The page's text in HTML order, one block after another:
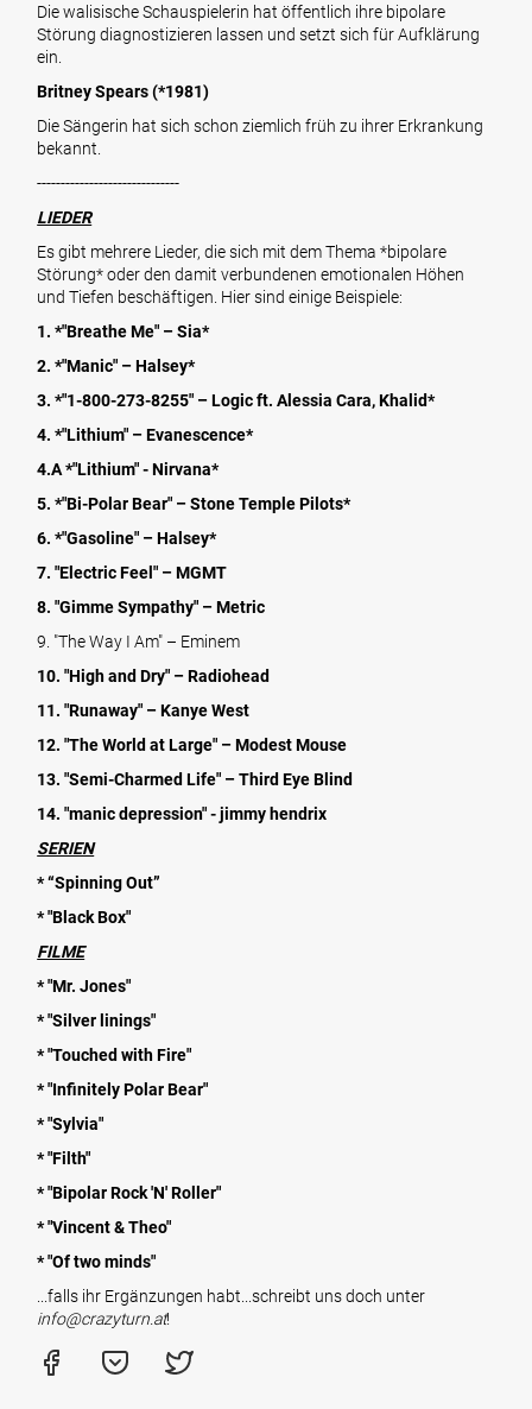
Die walisische Schauspielerin hat öffentlich ihre bipolare
Störung diagnostizieren lassen und setzt sich für Aufklärung
ein.
Britney Spears (*1981)
Die Sängerin hat sich schon ziemlich früh zu ihrer Erkrankung
bekannt.
------------------------------
LIEDER
Es gibt mehrere Lieder, die sich mit dem Thema *bipolare
Störung* oder den damit verbundenen emotionalen Höhen
und Tiefen beschäftigen. Hier sind einige Beispiele:
1. *"Breathe Me" – Sia*
2. *"Manic" – Halsey*
3. *"1-800-273-8255" – Logic ft. Alessia Cara, Khalid*
4. *"Lithium" – Evanescence*
4.A *"Lithium" - Nirvana*
5. *"Bi-Polar Bear" – Stone Temple Pilots*
6. *"Gasoline" – Halsey*
7. "Electric Feel" – MGMT
8. "Gimme Sympathy" – Metric
9. "The Way I Am" – Eminem
10. "High and Dry" – Radiohead
11. "Runaway" – Kanye West
12. "The World at Large" – Modest Mouse
13. "Semi-Charmed Life" – Third Eye Blind
14. "manic depression" - jimmy hendrix
SERIEN
* “Spinning Out”
* "Black Box"
FILME
* "Mr. Jones"
* "Silver linings"
* "Touched with Fire"
* "Infinitely Polar Bear"
* "Sylvia"
* "Filth"
* "Bipolar Rock 'N' Roller"
* "Vincent & Theo"
* "Of two minds"
...falls ihr Ergänzungen habt...schreibt uns doch unter
info@crazyturn.at!